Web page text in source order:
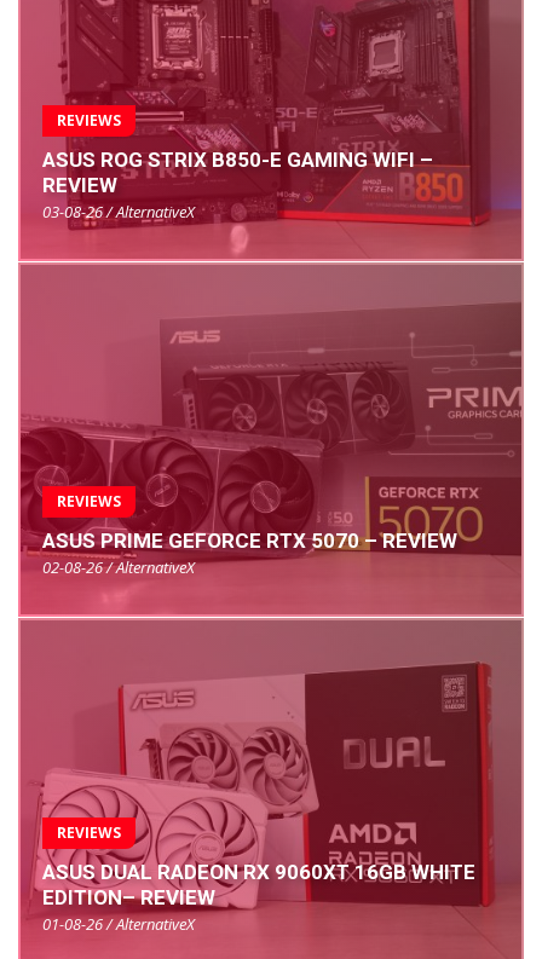
REVIEWS
ASUS ROG STRIX B850-E GAMING WIFI –
REVIEW
03-08-26 / AlternativeX
REVIEWS
ASUS PRIME GEFORCE RTX 5070 – REVIEW
02-08-26 / AlternativeX
REVIEWS
ASUS DUAL RADEON RX 9060XT 16GB WHITE
EDITION– REVIEW
01-08-26 / AlternativeX